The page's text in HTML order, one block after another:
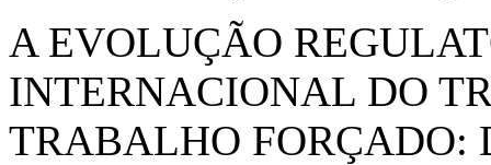
A EVOLUÇÃO
INTERNACIONAL DO
TRABALHO FORÇADO: